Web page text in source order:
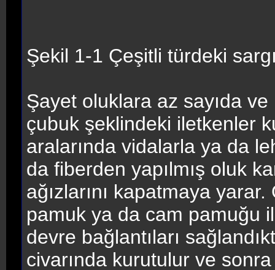
Şekil 1-1 Çeşitli türdeki
Şayet oluklara az sayıda
çubuk şeklindeki iletkenler
aralarında vidalarla ya da
da fiberden yapılmış oluk
ağızlarını kapatmaya yarar.
pamuk ya da cam pamuğu
devre bağlantıları
civarında kurutulur ve